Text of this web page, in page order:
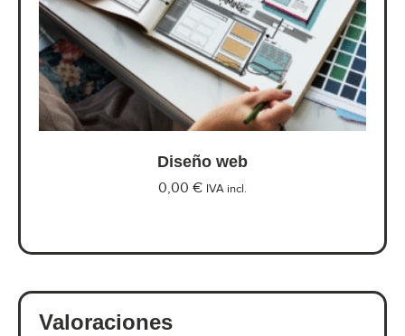
Diseño web
0,00 € IVA incl.
Valoraciones